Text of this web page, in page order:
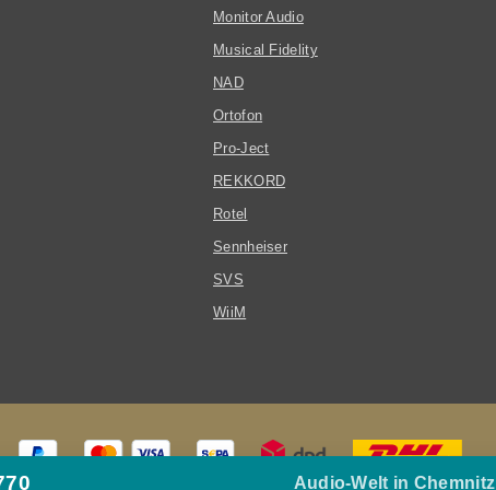
Monitor Audio
Musical Fidelity
NAD
Ortofon
Pro-Ject
REKKORD
Rotel
Sennheiser
SVS
WiiM
Audio-Welt in Chemnitz